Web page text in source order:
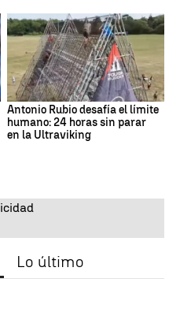
Antonio Rubio desafía el límite
humano: 24 horas sin parar
en la Ultraviking
Lo último